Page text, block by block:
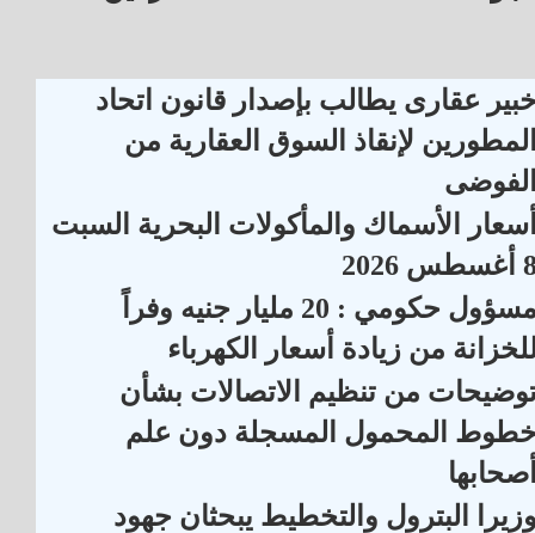
عقارى يطالب بإصدار قانون اتحاد
لإنقاذ السوق العقارية من
الأسماك والمأكولات البحرية السبت
2026
مسؤول حكومي : 20 مليار جنيه وفراً
من زيادة أسعار الكهرباء
من تنظيم الاتصالات بشأن
المحمول المسجلة دون علم
البترول والتخطيط يبحثان جهود